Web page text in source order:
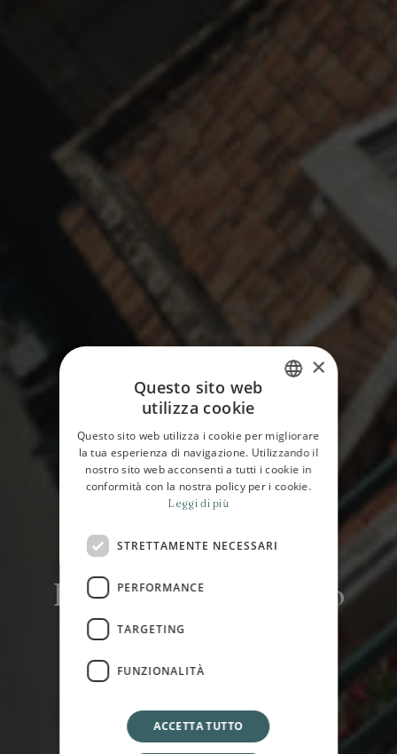
Risveglio a Palermo
Dal 01 al 31 Luglio 2026
ENGLISH
×
Questo sito web
utilizza cookie
Questo sito web utilizza i cookie per migliorare
la tua esperienza di navigazione. Utilizzando il
nostro sito web acconsenti a tutti i cookie in
conformità con la nostra policy per i cookie.
Leggi di più
STRETTAMENTE NECESSARI
PERFORMANCE
TARGETING
FUNZIONALITÀ
ACCETTA TUTTO